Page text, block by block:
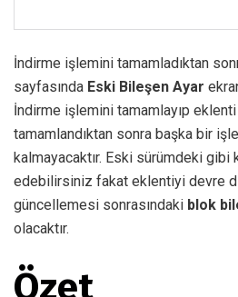
İndirme işlemini tamamladıktan
sayfasında Eski Bileşen Ayar
İndirme işlemini tamamlayıp
tamamlandıktan sonra başka bir
kalmayacaktır. Eski sürümdeki gibi
edebilirsiniz fakat eklentiyi devre
güncellemesi sonrasındaki blok
olacaktır.
Özet